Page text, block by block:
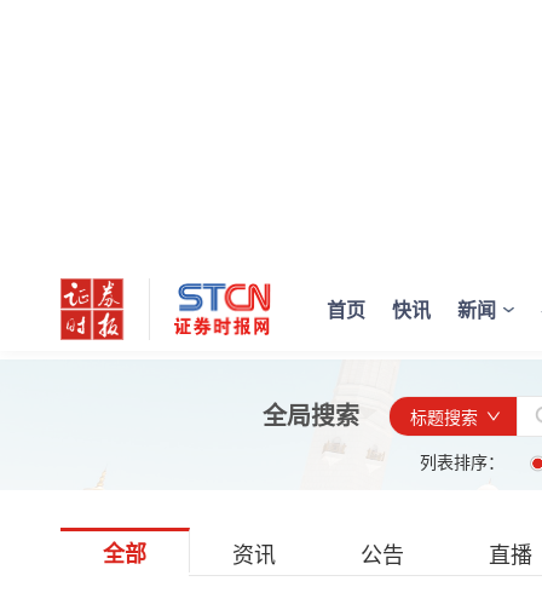
首页 快讯 新闻
全局搜索
标题搜索
列表排序：
全部 资讯 公告 直播